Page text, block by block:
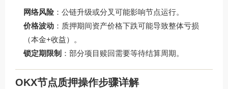
网络风险：公链升级或分叉可能影响节点运行。
价格波动 ：质押期间资产价格下跌可能导致整体亏损
（本金+收益）。
锁定期限制 ：部分项目赎回需要等待结算周期。
OKX节点质押操作步骤详解